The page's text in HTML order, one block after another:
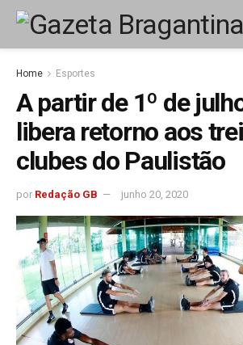
Home Esportes
A partir de 1º de
libera retorno aos
clubes do Paulistão
por Redação GB junho 20, 2020